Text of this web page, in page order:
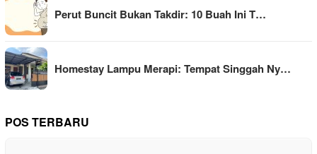
Perut Buncit Bukan Takdir: 10 Buah Ini T…
Homestay Lampu Merapi: Tempat Singgah Ny…
POS TERBARU